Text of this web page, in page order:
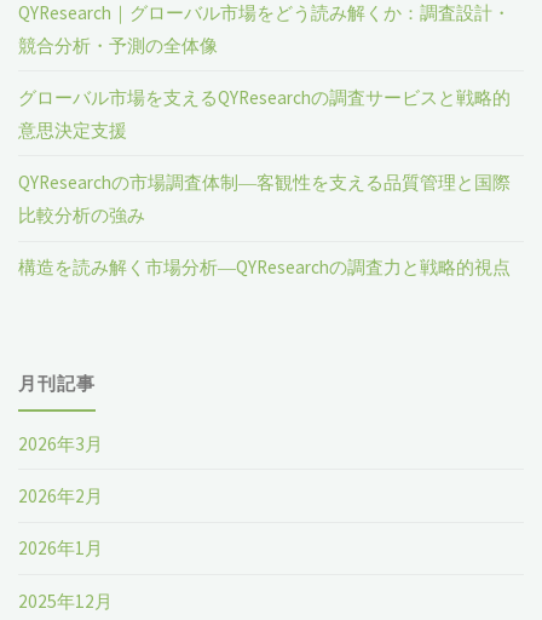
QYResearch｜グローバル市場をどう読み解くか：調査設計・
競合分析・予測の全体像
グローバル市場を支えるQYResearchの調査サービスと戦略的
意思決定支援
QYResearchの市場調査体制―客観性を支える品質管理と国際
比較分析の強み
構造を読み解く市場分析―QYResearchの調査力と戦略的視点
月刊記事
2026年3月
2026年2月
2026年1月
2025年12月